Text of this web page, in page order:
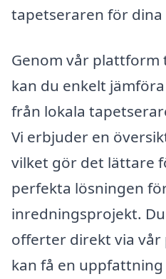
tapetseraren för dina
Genom vår plattform
kan du enkelt
från lokala
Vi erbjuder en
vilket gör det lättare
perfekta lösningen
inredningsprojekt.
offerter direkt via
kan få en